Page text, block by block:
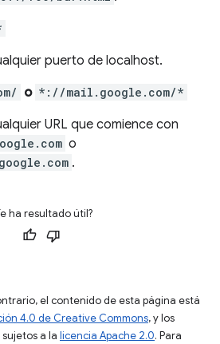
puerto de localhost.
o *://mail.google.com/*
URL que comience con
o
.
ha resultado útil?
el contenido de esta página está
4.0 de Creative Commons, y los
a la licencia Apache 2.0. Para